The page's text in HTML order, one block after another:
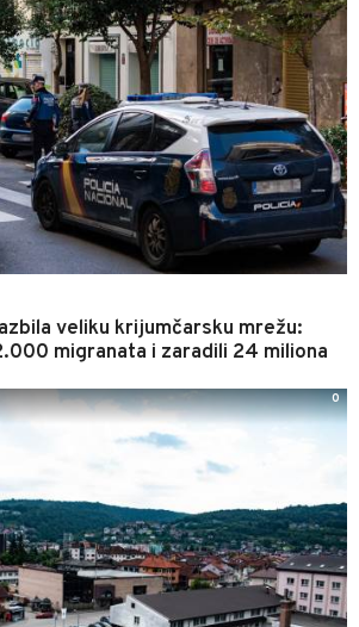
veliku krijumčarsku mrežu:
migranata i zaradili 24 miliona
0